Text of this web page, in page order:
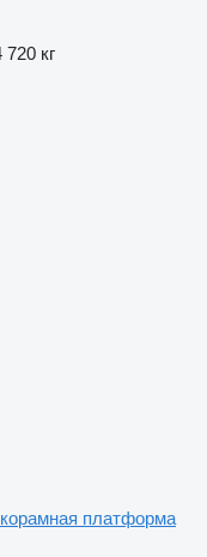
720 кг
платформа